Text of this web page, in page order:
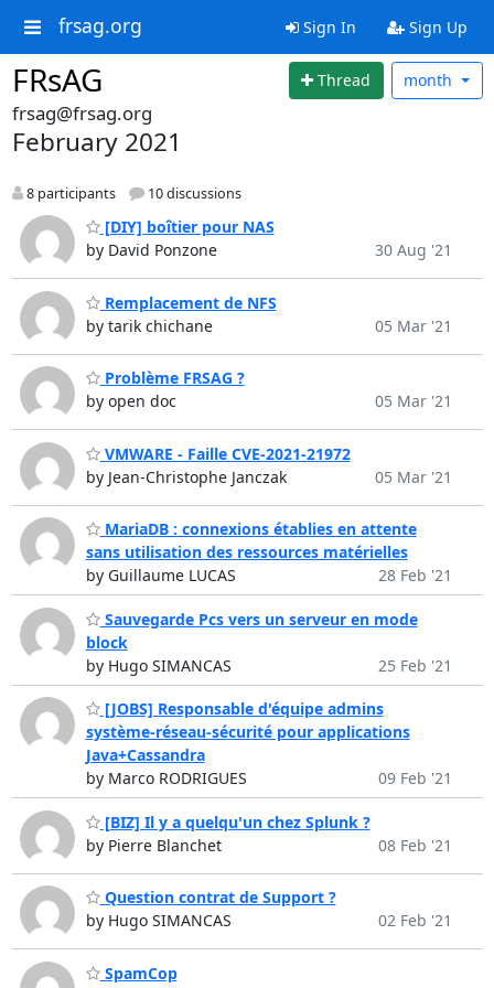
frsag.org Sign In Sign Up
FRsAG Thread month
frsag@frsag.org
February 2021
8 participants 10 discussions
[DIY] boîtier pour NAS
by David Ponzone
30 Aug '21
Remplacement de NFS
by tarik chichane
05 Mar '21
Problème FRSAG ?
by open doc
05 Mar '21
VMWARE - Faille CVE-2021-21972
by Jean-Christophe Janczak
05 Mar '21
MariaDB : connexions établies en attente
sans utilisation des ressources matérielles
by Guillaume LUCAS
28 Feb '21
Sauvegarde Pcs vers un serveur en mode
block
by Hugo SIMANCAS
25 Feb '21
[JOBS] Responsable d'équipe admins
système-réseau-sécurité pour applications
Java+Cassandra
by Marco RODRIGUES
09 Feb '21
[BIZ] Il y a quelqu'un chez Splunk ?
by Pierre Blanchet
08 Feb '21
Question contrat de Support ?
by Hugo SIMANCAS
02 Feb '21
SpamCop